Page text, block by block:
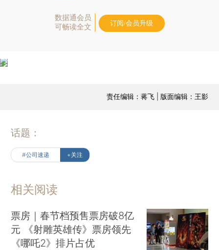
数据通会员
可畅读全文
订阅/会员升级
责任编辑：蒋飞 | 版面编辑：王影
话题：
#公司速递 +关注
相关阅读
票房｜春节档预售票房破8亿
元 《射雕英雄传》票房领先
《哪吒2》排片占优